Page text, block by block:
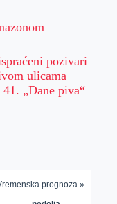
pozivari
ulicama
„Dane piva“